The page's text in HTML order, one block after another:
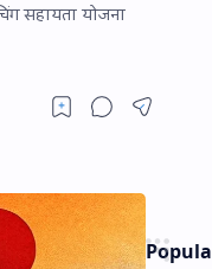
सहायता योजना